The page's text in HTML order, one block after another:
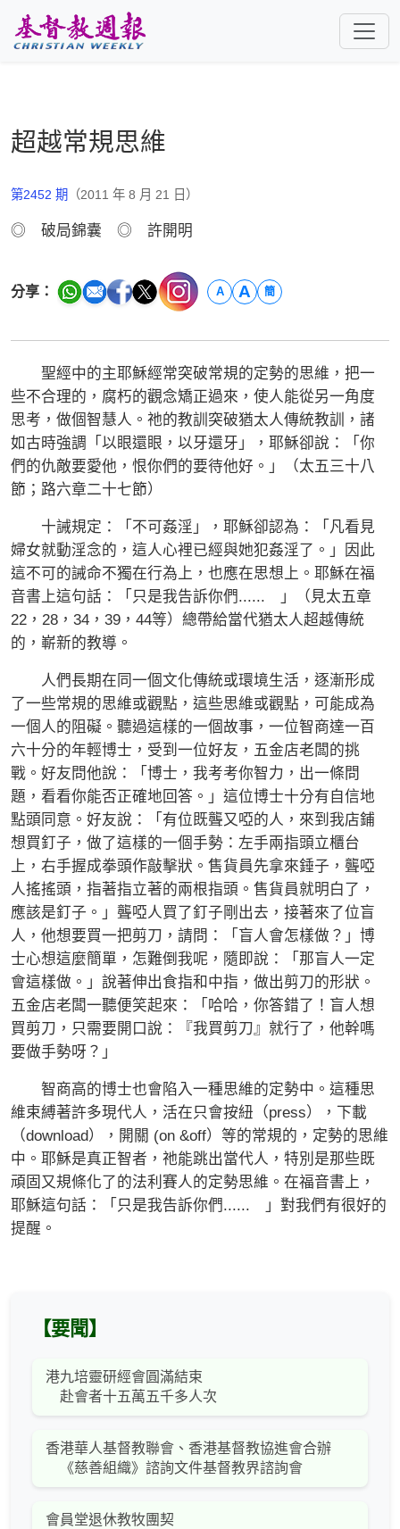
超越常規思維
第2452 期 （2011 年 8 月 21 日）
◎ 破局錦囊 ◎ 許開明
分享： A A 簡
聖經中的主耶穌經常突破常規的定勢的思維，把一
些不合理的，腐朽的觀念矯正過來，使人能從另一角度
思考，做個智慧人。祂的教訓突破猶太人傳統教訓，諸
如古時強調「以眼還眼，以牙還牙」，耶穌卻說：「你
們的仇敵要愛他，恨你們的要待他好。」（太五三十八
節；路六章二十七節）
十誡規定：「不可姦淫」，耶穌卻認為：「凡看見
婦女就動淫念的，這人心裡已經與她犯姦淫了。」因此
這不可的誡命不獨在行為上，也應在思想上。耶穌在福
音書上這句話：「只是我告訴你們...... 」（見太五章
22，28，34，39，44等）總帶給當代猶太人超越傳統
的，嶄新的教導。
人們長期在同一個文化傳統或環境生活，逐漸形成
了一些常規的思維或觀點，這些思維或觀點，可能成為
一個人的阻礙。聽過這樣的一個故事，一位智商達一百
六十分的年輕博士，受到一位好友，五金店老闆的挑
戰。好友問他說：「博士，我考考你智力，出一條問
題，看看你能否正確地回答。」這位博士十分有自信地
點頭同意。好友說：「有位既聾又啞的人，來到我店鋪
想買釘子，做了這樣的一個手勢：左手兩指頭立櫃台
上，右手握成拳頭作敲擊狀。售貨員先拿來錘子，聾啞
人搖搖頭，指著指立著的兩根指頭。售貨員就明白了，
應該是釘子。」聾啞人買了釘子剛出去，接著來了位盲
人，他想要買一把剪刀，請問：「盲人會怎樣做？」博
士心想這麼簡單，怎難倒我呢，隨即說：「那盲人一定
會這樣做。」說著伸出食指和中指，做出剪刀的形狀。
五金店老闆一聽便笑起來：「哈哈，你答錯了！盲人想
買剪刀，只需要開口說：『我買剪刀』就行了，他幹嗎
要做手勢呀？」
智商高的博士也會陷入一種思維的定勢中。這種思
維束縛著許多現代人，活在只會按紐（press），下載
（download），開關 (on &off）等的常規的，定勢的思維
中。耶穌是真正智者，祂能跳出當代人，特別是那些既
頑固又規條化了的法利賽人的定勢思維。在福音書上，
耶穌這句話：「只是我告訴你們...... 」對我們有很好的
提醒。
【要聞】
港九培靈研經會圓滿結束
赴會者十五萬五千多人次
香港華人基督教聯會、香港基督教協進會合辦
《慈善組織》諮詢文件基督教界諮詢會
會員堂退休教牧團契